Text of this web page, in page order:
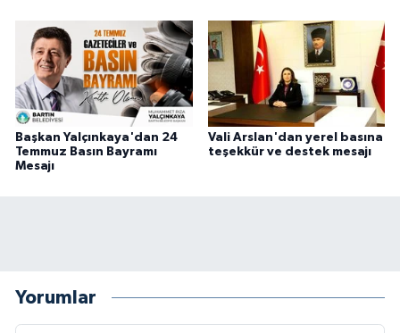
Başkan Yalçınkaya'dan 24
Temmuz Basın Bayramı
Mesajı
Vali Arslan'dan yerel basına
teşekkür ve destek mesajı
Yorumlar